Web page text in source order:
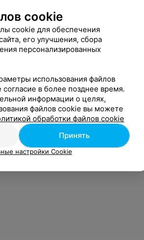
cookie
cookie для обеспечения
его улучшения, сбора
персонализированных
использования файлов
в более позднее время.
информации о целях,
файлов cookie вы можете
обработки файлов cookie
Принять
настройки Cookie